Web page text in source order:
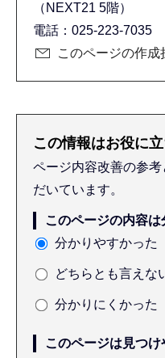
（NEXT21 5階）
電話：025-223-7035
このページの作成
この情報はお役に
ページ内容改善の参
だいています。
このページの内容
分かりやすかった
どちらとも言えな
分かりにくかった
このページは見つ